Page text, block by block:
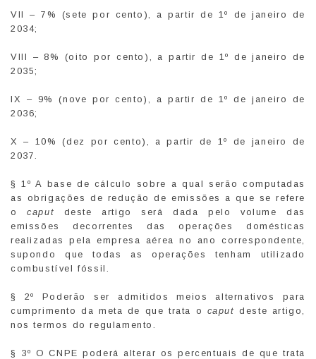
VII – 7% (sete por cento), a partir de 1º de janeiro de
2034;
VIII – 8% (oito por cento), a partir de 1º de janeiro de
2035;
IX – 9% (nove por cento), a partir de 1º de janeiro de
2036;
X – 10% (dez por cento), a partir de 1º de janeiro de
2037.
§ 1º A base de cálculo sobre a qual serão computadas
as obrigações de redução de emissões a que se refere
ocaput deste artigo será dada pelo volume das
emissões decorrentes das operações domésticas
realizadas pela empresa aérea no ano correspondente,
supondo que todas as operações tenham utilizado
combustível fóssil.
§ 2º Poderão ser admitidos meios alternativos para
cumprimento da meta de que trata o caputdeste artigo,
nos termos do regulamento.
§ 3º O CNPE poderá alterar os percentuais de que trata